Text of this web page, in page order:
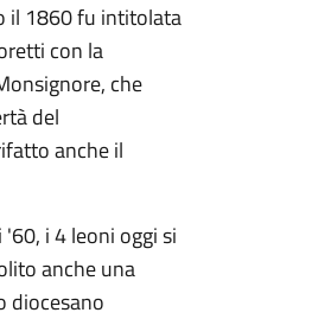
il 1860 fu intitolata
con la
che
del
anche il
i 4 leoni oggi si
anche una
diocesano